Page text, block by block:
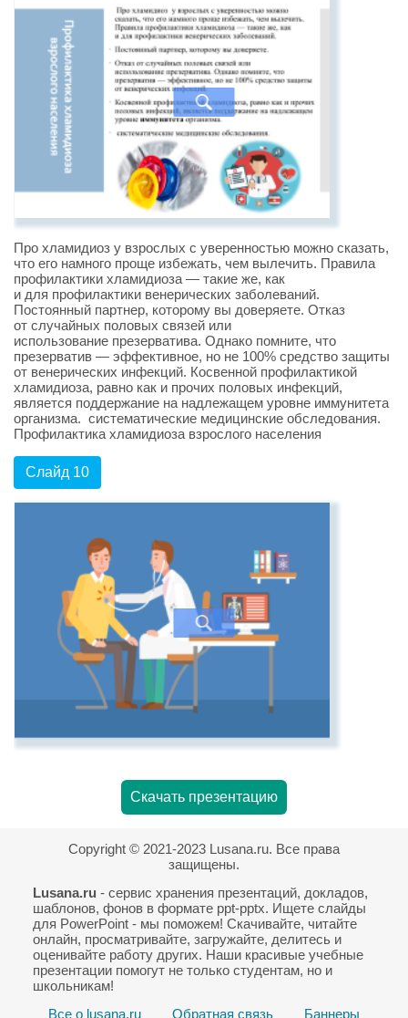
Про хламидиоз у взрослых с уверенностью можно сказать,
что его намного проще избежать, чем вылечить. Правила
профилактики хламидиоза — такие же, как
и для профилактики венерических заболеваний.
Постоянный партнер, которому вы доверяете. Отказ
от случайных половых связей или
использование презерватива. Однако помните, что
презерватив — эффективное, но не 100% средство защиты
от венерических инфекций. Косвенной профилактикой
хламидиоза, равно как и прочих половых инфекций,
является поддержание на надлежащем уровне иммунитета
организма. систематические медицинские обследования.
Профилактика хламидиоза взрослого населения
Слайд 10
Скачать презентацию
Copyright © 2021-2023 Lusana.ru. Все права
защищены.
Lusana.ru - сервис хранения презентаций, докладов,
шаблонов, фонов в формате ppt-pptx. Ищете слайды
для PowerPoint - мы поможем! Скачивайте, читайте
онлайн, просматривайте, загружайте, делитесь и
оценивайте работу других. Наши красивые учебные
презентации помогут не только студентам, но и
школьникам!
Все о lusana.ru
Обратная связь Баннеры